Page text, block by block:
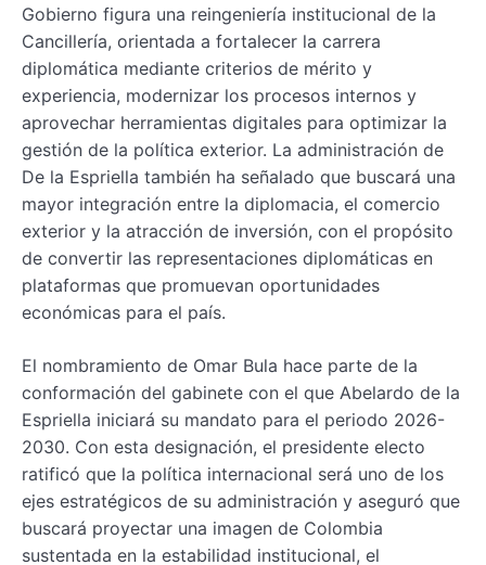
Gobierno figura una reingeniería institucional de la
Cancillería, orientada a fortalecer la carrera
diplomática mediante criterios de mérito y
experiencia, modernizar los procesos internos y
aprovechar herramientas digitales para optimizar la
gestión de la política exterior. La administración de
De la Espriella también ha señalado que buscará una
mayor integración entre la diplomacia, el comercio
exterior y la atracción de inversión, con el propósito
de convertir las representaciones diplomáticas en
plataformas que promuevan oportunidades
económicas para el país.
El nombramiento de Omar Bula hace parte de la
conformación del gabinete con el que Abelardo de la
Espriella iniciará su mandato para el periodo 2026-
2030. Con esta designación, el presidente electo
ratificó que la política internacional será uno de los
ejes estratégicos de su administración y aseguró que
buscará proyectar una imagen de Colombia
sustentada en la estabilidad institucional, el